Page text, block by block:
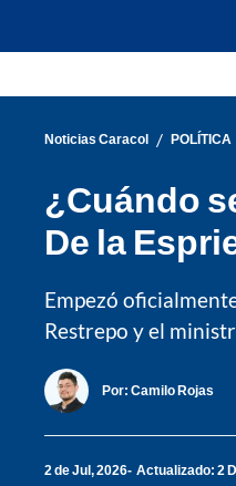
Noticias Caracol / POLÍTICA
¿Cuándo
De la
Empezó
Restrepo y el
Por: Camilo Rojas
2 de Jul, 2026 Actualizado: 2